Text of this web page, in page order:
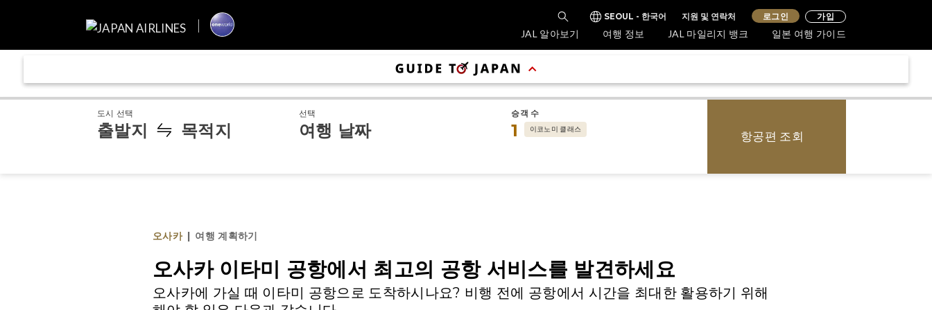
SEOUL - 한국어 지원 및 연락처 로그인 가입
JAL 알아보기 여행 정보 JAL 마일리지 뱅크 일본 여행 가이드
도시 선택
출발지 목적지
선택
여행 날짜
승객 수
1 이코노미 클래스
항공편 조회
오사카 | 여행 계획하기
오사카 이타미 공항에서 최고의 공항 서비스를 발견하세요
오사카에 가실 때 이타미 공항으로 도착하시나요? 비행 전에 공항에서 시간을 최대한 활용하기 위해